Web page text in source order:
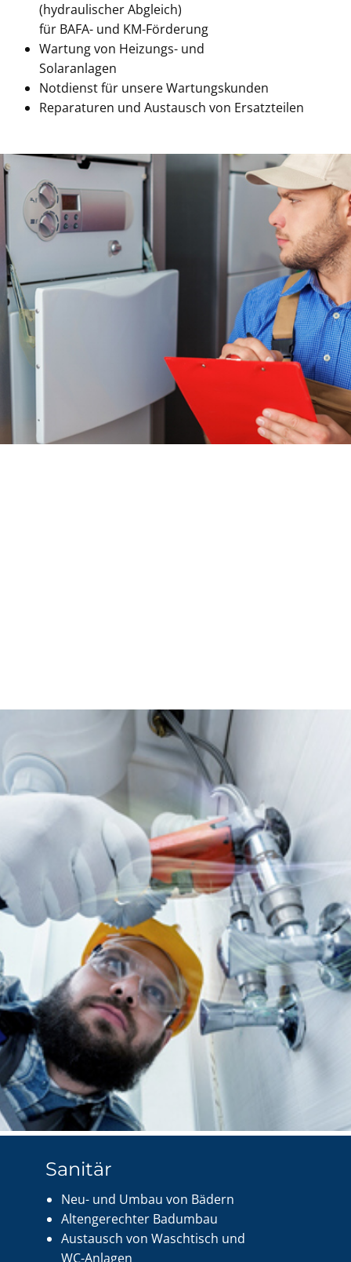
(hydraulischer Abgleich)
für BAFA- und KM-Förderung
Wartung von Heizungs- und
Solaranlagen
Notdienst für unsere Wartungskunden
Reparaturen und Austausch von Ersatzteilen
Sanitär
Neu- und Umbau von Bädern
Altengerechter Badumbau
Austausch von Waschtisch und
WC-Anlagen